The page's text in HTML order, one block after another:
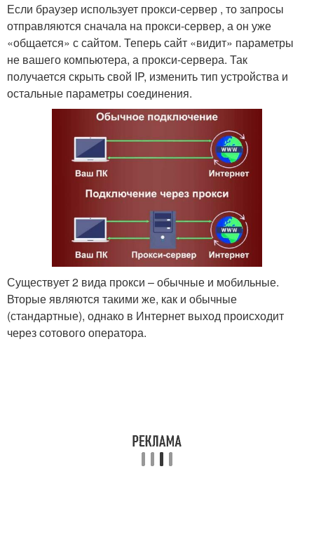
Если браузер использует прокси-сервер , то запросы
отправляются сначала на прокси-сервер, а он уже
«общается» с сайтом. Теперь сайт «видит» параметры
не вашего компьютера, а прокси-сервера. Так
получается скрыть свой IP, изменить тип устройства и
остальные параметры соединения.
Существует 2 вида прокси – обычные и мобильные.
Вторые являются такими же, как и обычные
(стандартные), однако в Интернет выход происходит
через сотового оператора.